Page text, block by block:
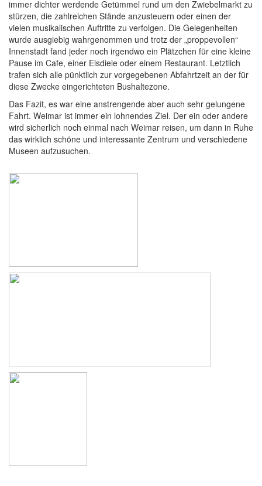
immer dichter werdende Getümmel rund um den Zwiebelmarkt zu
stürzen, die zahlreichen Stände anzusteuern oder einen der
vielen musikalischen Auftritte zu verfolgen. Die Gelegenheiten
wurde ausgiebig wahrgenommen und trotz der „proppevollen“
Innenstadt fand jeder noch irgendwo ein Plätzchen für eine kleine
Pause im Cafe, einer Eisdiele oder einem Restaurant. Letztlich
trafen sich alle pünktlich zur vorgegebenen Abfahrtzeit an der für
diese Zwecke eingerichteten Bushaltezone.
Das Fazit, es war eine anstrengende aber auch sehr gelungene
Fahrt. Weimar ist immer ein lohnendes Ziel. Der ein oder andere
wird sicherlich noch einmal nach Weimar reisen, um dann in Ruhe
das wirklich schöne und interessante Zentrum und verschiedene
Museen aufzusuchen.